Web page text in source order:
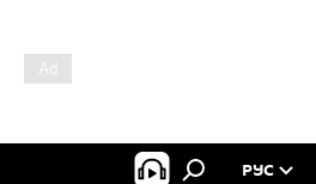
РУС